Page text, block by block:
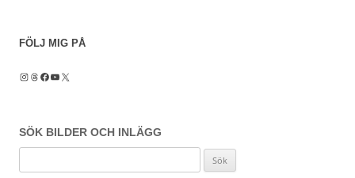
FÖLJ MIG PÅ
Instagram
Threads
Facebook
YouTube
X
SÖK BILDER OCH INLÄGG
efter: